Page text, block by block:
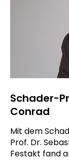
Schader-
Conrad
Mit dem
Prof. Dr.
Festakt fand